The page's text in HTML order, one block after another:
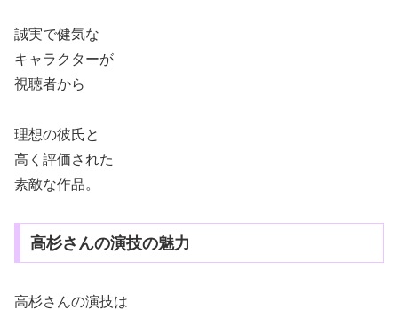
誠実で健気な
キャラクターが
視聴者から
理想の彼氏と
高く評価された
素敵な作品。
高杉さんの演技の魅力
高杉さんの演技は